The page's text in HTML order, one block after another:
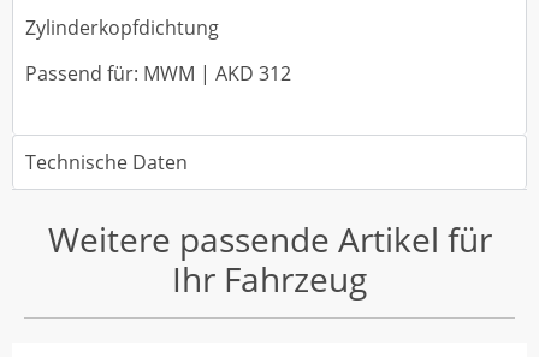
Zylinderkopfdichtung
Passend für: MWM | AKD 312
Technische Daten
Weitere passende Artikel für
Ihr Fahrzeug